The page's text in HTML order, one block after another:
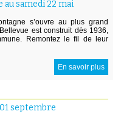
au samedi 22 mai
s’ouvre au plus grand
est construit dès 1936,
Remontez le fil de leur
En savoir plus
septembre